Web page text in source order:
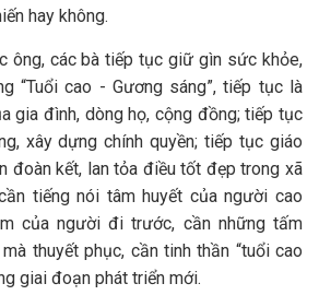
hay không.
ông, các bà tiếp tục giữ gìn sức khỏe,
“Tuổi cao - Gương sáng”, tiếp tục là
gia đình, dòng họ, cộng đồng; tiếp tục
xây dựng chính quyền; tiếp tục giáo
đoàn kết, lan tỏa điều tốt đẹp trong xã
tiếng nói tâm huyết của người cao
của người đi trước, cần những tấm
thuyết phục, cần tinh thần “tuổi cao
giai đoạn phát triển mới.